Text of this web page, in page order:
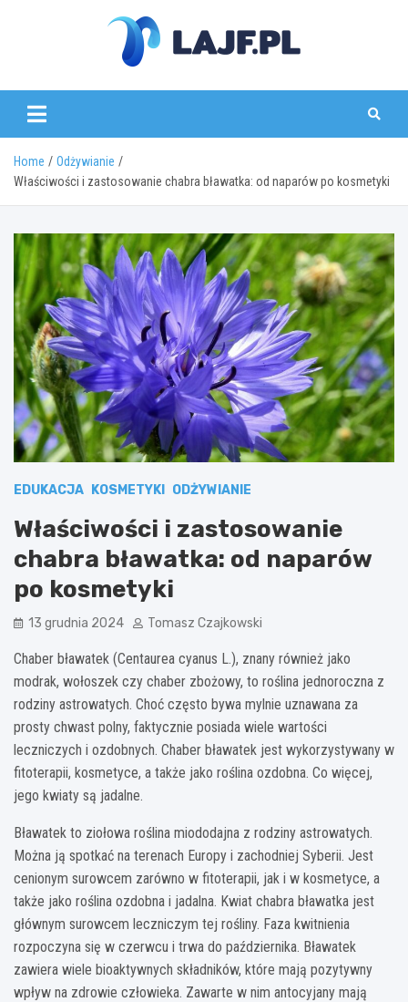
lajf.pl
Home
Odżywianie
Właściwości i zastosowanie chabra bławatka: od naparów po kosmetyki
EDUKACJA KOSMETYKI ODŻYWIANIE
Właściwości i zastosowanie
chabra bławatka: od naparów
po kosmetyki
13 grudnia 2024 Tomasz Czajkowski
Chaber bławatek (Centaurea cyanus L.), znany również jako
modrak, wołoszek czy chaber zbożowy, to roślina jednoroczna z
rodziny astrowatych. Choć często bywa mylnie uznawana za
prosty chwast polny, faktycznie posiada wiele wartości
leczniczych i ozdobnych. Chaber bławatek jest wykorzystywany w
fitoterapii, kosmetyce, a także jako roślina ozdobna. Co więcej,
jego kwiaty są jadalne.
Bławatek to ziołowa roślina miododajna z rodziny astrowatych.
Można ją spotkać na terenach Europy i zachodniej Syberii. Jest
cenionym surowcem zarówno w fitoterapii, jak i w kosmetyce, a
także jako roślina ozdobna i jadalna. Kwiat chabra bławatka jest
głównym surowcem leczniczym tej rośliny. Faza kwitnienia
rozpoczyna się w czerwcu i trwa do października. Bławatek
zawiera wiele bioaktywnych składników, które mają pozytywny
wpływ na zdrowie człowieka. Zawarte w nim antocyjany mają